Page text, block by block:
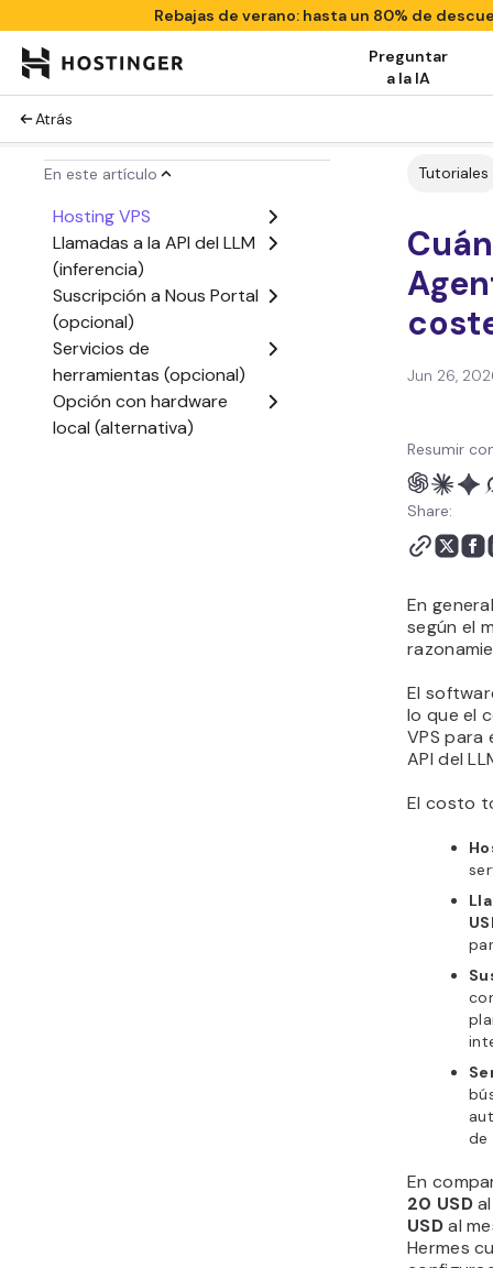
Rebajas de verano: hasta un 80% de
Preguntar
a la IA
Atrás
En este artículo
Hosting VPS
Llamadas a la API del LLM
(inferencia)
Suscripción a Nous Portal
(opcional)
Servicios de
herramientas (opcional)
Opción con hardware
local (alternativa)
Tutoriales
Jun 26,
Resumir
Share:
En
según el
El
lo que el
VPS para
API del
El costo
de
En
20 USDal
USDal
Hermes